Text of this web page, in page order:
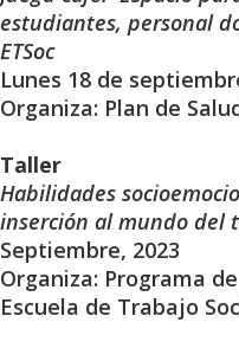
estudiantes, personal
ETSoc
Lunes 18 de
Organiza: Plan de
Taller
Habilidades
inserción al mundo del
Septiembre, 2023
Organiza: Programa
Escuela de Trabajo